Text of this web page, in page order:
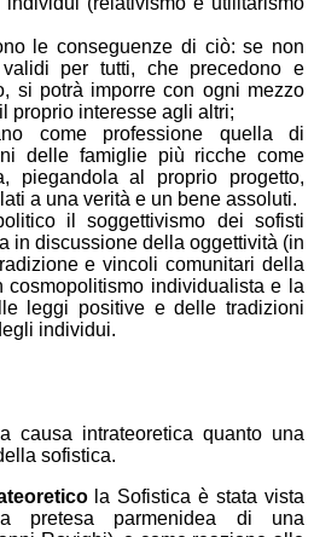
le conseguenze di ciò: se non
per tutti, che precedono e
si potrà imporre con ogni mezzo
proprio interesse agli altri;
come professione quella di
delle famiglie più ricche come
piegandola al proprio progetto,
a una verità e un bene assoluti.
il soggettivismo dei sofisti
in discussione della oggettività (in
e vincoli comunitari della
cosmopolitismo individualista e la
leggi positive e delle tradizioni
individui.
causa intrateoretica quanto una
sofistica.
la Sofistica è stata vista
pretesa parmenidea di una